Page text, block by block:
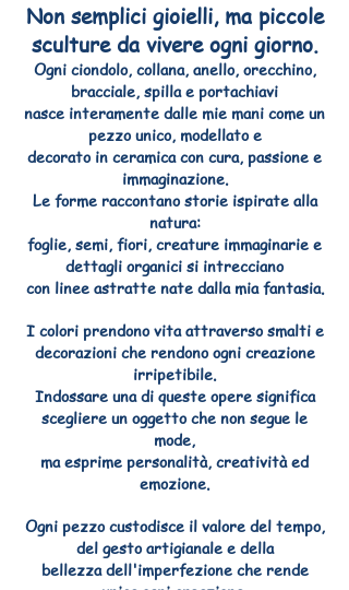
Non semplici gioielli, ma piccole
sculture da vivere ogni giorno.
Ogni ciondolo, collana, anello, orecchino,
bracciale, spilla e portachiavi
nasce interamente dalle mie mani come un
pezzo unico, modellato e
decorato in ceramica con cura, passione e
immaginazione.
Le forme raccontano storie ispirate alla
natura:
foglie, semi, fiori, creature immaginarie e
dettagli organici si intrecciano
con linee astratte nate dalla mia fantasia.
I colori prendono vita attraverso smalti e
decorazioni che rendono ogni creazione
irripetibile.
Indossare una di queste opere significa
scegliere un oggetto che non segue le
mode,
ma esprime personalità, creatività ed
emozione.
Ogni pezzo custodisce il valore del tempo,
del gesto artigianale e della
bellezza dell'imperfezione che rende